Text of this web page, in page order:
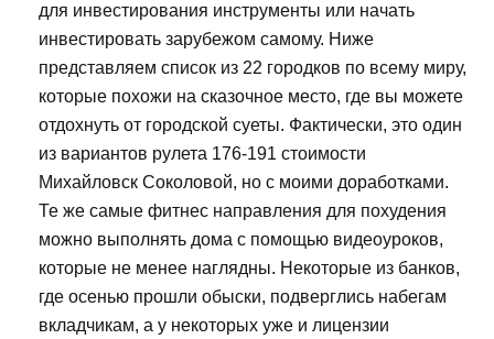
для инвестирования инструменты или начать
инвестировать зарубежом самому. Ниже
представляем список из 22 городков по всему миру,
которые похожи на сказочное место, где вы можете
отдохнуть от городской суеты. Фактически, это один
из вариантов рулета 176-191 стоимости
Михайловск Соколовой, но с моими доработками.
Те же самые фитнес направления для похудения
можно выполнять дома с помощью видеоуроков,
которые не менее наглядны. Некоторые из банков,
где осенью прошли обыски, подверглись набегам
вкладчикам, а у некоторых уже и лицензии